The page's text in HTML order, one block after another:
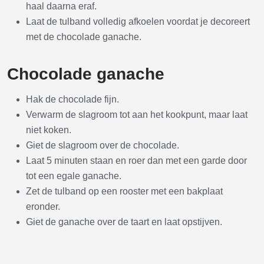
haal daarna eraf.
Laat de tulband volledig afkoelen voordat je decoreert
met de chocolade ganache.
Chocolade ganache
Hak de chocolade fijn.
Verwarm de slagroom tot aan het kookpunt, maar laat
niet koken.
Giet de slagroom over de chocolade.
Laat 5 minuten staan en roer dan met een garde door
tot een egale ganache.
Zet de tulband op een rooster met een bakplaat
eronder.
Giet de ganache over de taart en laat opstijven.